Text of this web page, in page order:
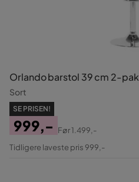
Orlando barstol 39 cm 2-pak
Sort
SE PRISEN!
Pris
999,-
Original
Før1.499,-
Tidligere laveste pris 999,-